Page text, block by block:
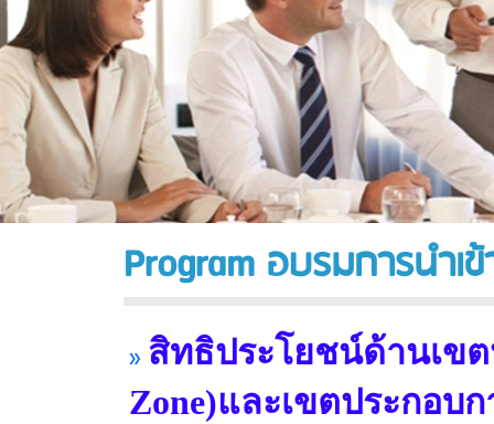
Program อบรมการนำ
» สิทธิประโยชน์ด้านเข
Zone)และเขตประกอบก